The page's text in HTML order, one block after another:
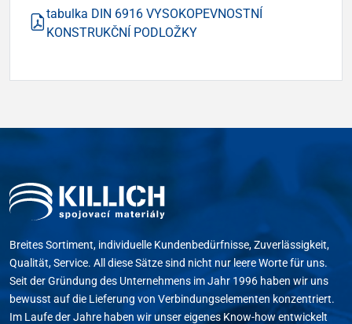
tabulka DIN 6916 VYSOKOPEVNOSTNÍ
KONSTRUKČNÍ PODLOŽKY
Breites Sortiment, individuelle Kundenbedürfnisse, Zuverlässigkeit,
Qualität, Service. All diese Sätze sind nicht nur leere Worte für uns.
Seit der Gründung des Unternehmens im Jahr 1996 haben wir uns
bewusst auf die Lieferung von Verbindungselementen konzentriert.
Im Laufe der Jahre haben wir unser eigenes Know-how entwickelt